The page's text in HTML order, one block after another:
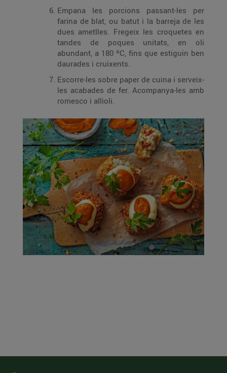
Empana les porcions passant-les per
farina de blat, ou batut i la barreja de les
dues ametlles. Fregeix les croquetes en
tandes de poques unitats, en oli
abundant, a 180 ºC, fins que estiguin ben
daurades i cruixents.
Escorre-les sobre paper de cuina i serveix-
les acabades de fer. Acompanya-les amb
romesco i allioli.